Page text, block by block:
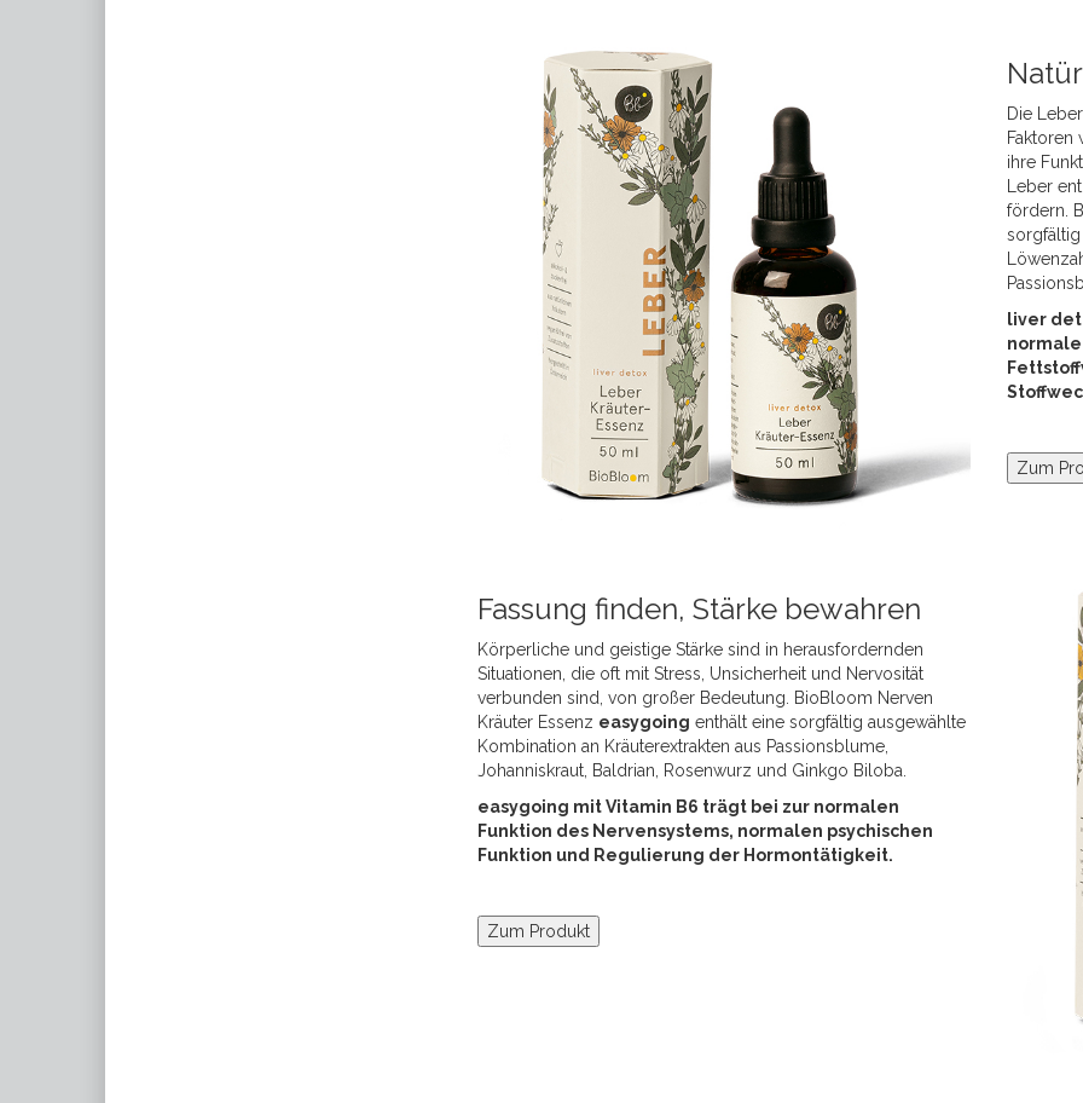
Die
Faktoren
ihre
Leber
fördern.
sorgfältig
liver
Zum
Fassung finden, Stärke bewahren
Körperliche und geistige Stärke sind in herausfordernden
Situationen, die oft mit Stress, Unsicherheit und Nervosität
verbunden sind, von großer Bedeutung. BioBloom Nerven
Kräuter Essenz easygoing enthält eine sorgfältig ausgewählte
Kombination an Kräuterextrakten aus Passionsblume,
Johanniskraut, Baldrian, Rosenwurz und Ginkgo Biloba.
easygoing mit Vitamin B6 trägt bei zur normalen
Funktion des Nervensystems, normalen psychischen
Funktion und Regulierung der Hormontätigkeit.
Zum Produkt